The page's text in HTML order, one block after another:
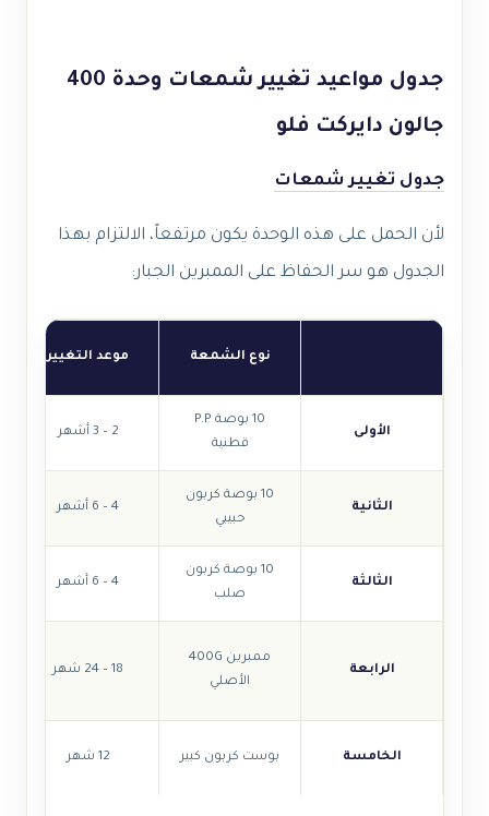
جدول مواعيد تغيير شمعات وحدة 400
جالون دايركت فلو
جدول تغيير شمعات
لأن الحمل على هذه الوحدة يكون مرتفعاً، الالتزام بهذا
الجدول هو سر الحفاظ على الممبرين الجبار:
نوع الشمعة موعد التغيير
الأولى
10 بوصة P.P
قطنية
2 – 3 أشهر
الثانية
10 بوصة كربون
حبيبي
4 – 6 أشهر
الثالثة
10 بوصة كربون
صلب
4 – 6 أشهر
الرابعة
ممبرين 400G
الأصلي
18 – 24 شهر
الخامسة بوست كربون كبير 12 شهر